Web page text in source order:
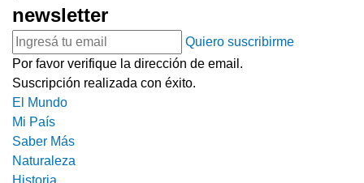
newsletter
Quiero suscribirme
Por favor verifique la dirección de email.
Suscripción realizada con éxito.
El Mundo
Mi País
Saber Más
Naturaleza
Historia